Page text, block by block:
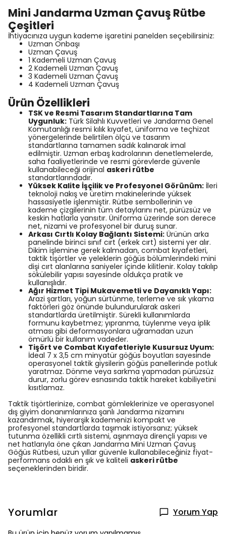
Mini Jandarma Uzman Çavuş Rütbe
Çeşitleri
İhtiyacınıza uygun kademe işaretini panelden seçebilirsiniz:
Uzman Onbaşı
Uzman Çavuş
1 Kademeli Uzman Çavuş
2 Kademeli Uzman Çavuş
3 Kademeli Uzman Çavuş
4 Kademeli Uzman Çavuş
Ürün Özellikleri
TSK ve Resmi Tasarım Standartlarına Tam
Uygunluk: Türk Silahlı Kuvvetleri ve Jandarma Genel
Komutanlığı resmi kılık kıyafet, üniforma ve teçhizat
yönergelerinde belirtilen ölçü ve tasarım
standartlarına tamamen sadık kalınarak imal
edilmiştir. Uzman erbaş kadrolarının denetlemelerde,
saha faaliyetlerinde ve resmi görevlerde güvenle
kullanabileceği orijinal askeri rütbe
standartlarındadır.
Yüksek Kalite İşçilik ve Profesyonel Görünüm: İleri
teknoloji nakış ve üretim makinelerinde yüksek
hassasiyetle işlenmiştir. Rütbe sembollerinin ve
kademe çizgilerinin tüm detaylarını net, pürüzsüz ve
keskin hatlarla yansıtır. Üniforma üzerinde son derece
net, nizami ve profesyonel bir duruş sunar.
Arkası Cırtlı Kolay Bağlantı Sistemi: Ürünün arka
panelinde birinci sınıf cırt (erkek cırt) sistemi yer alır.
Dikim işlemine gerek kalmadan, combat kıyafetleri,
taktik tişörtler ve yeleklerin göğüs bölümlerindeki mini
dişi cırt alanlarına saniyeler içinde kilitlenir. Kolay takılıp
sökülebilir yapısı sayesinde oldukça pratik ve
kullanışlıdır.
Ağır Hizmet Tipi Mukavemetli ve Dayanıklı Yapı:
Arazi şartları, yoğun sürtünme, terleme ve sık yıkama
faktörleri göz önünde bulundurularak askeri
standartlarda üretilmiştir. Sürekli kullanımlarda
formunu kaybetmez; yıpranma, tüylenme veya iplik
atması gibi deformasyonlara uğramadan uzun
ömürlü bir kullanım vadeder.
Tişört ve Combat Kıyafetleriyle Kusursuz Uyum:
İdeal 7 x 3,5 cm minyatür göğüs boyutları sayesinde
operasyonel taktik giysilerin göğüs panellerinde potluk
yaratmaz. Dönme veya sarkma yapmadan pürüzsüz
durur, zorlu görev esnasında taktik hareket kabiliyetini
kısıtlamaz.
Taktik tişörtlerinize, combat gömleklerinize ve operasyonel
dış giyim donanımlarınıza şanlı Jandarma nizamını
kazandırmak, hiyerarşik kademenizi kompakt ve
profesyonel standartlarda taşımak istiyorsanız; yüksek
tutunma özellikli cırtlı sistemi, aşınmaya dirençli yapısı ve
net hatlarıyla öne çıkan Jandarma Mini Uzman Çavuş
Göğüs Rütbesi, uzun yıllar güvenle kullanabileceğiniz fiyat-
performans odaklı en şık ve kaliteli askeri rütbe
seçeneklerinden biridir.
Yorumlar Yorum Yap